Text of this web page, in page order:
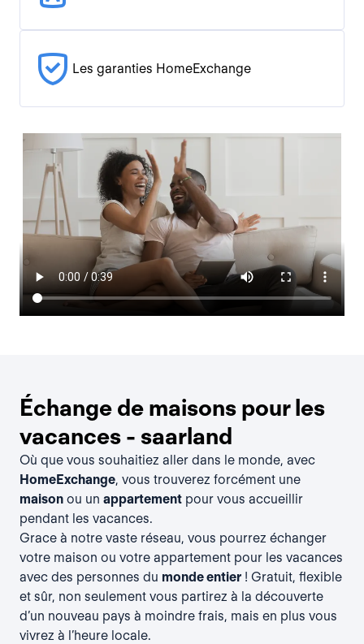
Les garanties HomeExchange
Échange de maisons pour les
vacances - saarland
Où que vous souhaitiez aller dans le monde, avec
HomeExchange, vous trouverez forcément une
maison ou un appartement pour vous accueillir
pendant les vacances.
Grace à notre vaste réseau, vous pourrez échanger
votre maison ou votre appartement pour les vacances
avec des personnes du monde entier ! Gratuit, flexible
et sûr, non seulement vous partirez à la découverte
d’un nouveau pays à moindre frais, mais en plus vous
vivrez à l’heure locale.